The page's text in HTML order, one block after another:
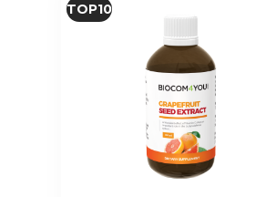
TOP10